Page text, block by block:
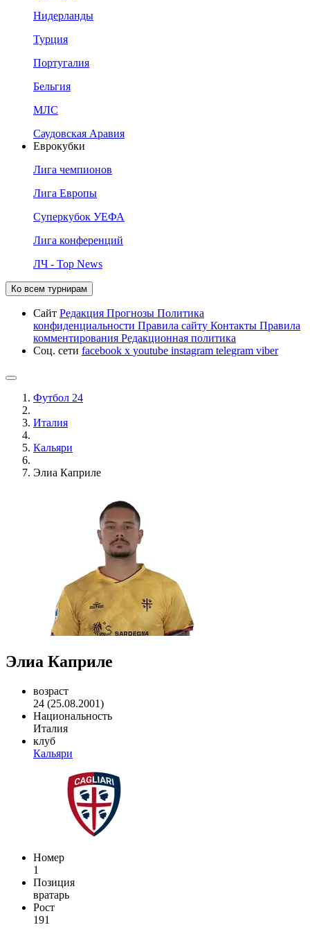
Нидерланды
Турция
Португалия
Бельгия
МЛС
Саудовская Аравия
Еврокубки
Лига чемпионов
Лига Европы
Суперкубок УЕФА
Лига конференций
ЛЧ - Top News
Ко всем турнирам
Сайт Редакция Прогнозы Политика
конфиденциальности Правила сайту Контакты Правила
комментирования Редакционная политика
Соц. сети facebook x youtube instagram telegram viber
Футбол 24
Италия
Кальяри
Элиа Каприле
Элиа Каприле
возраст
24 (25.08.2001)
Национальность
Италия
клуб
Кальяри
Номер
1
Позиция
вратарь
Рост
191